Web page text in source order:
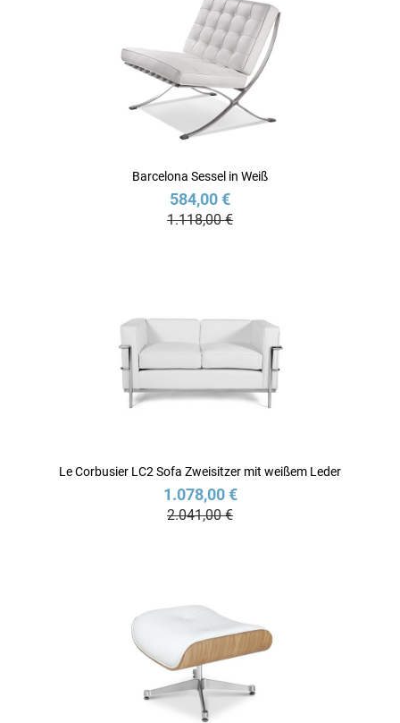
Barcelona Sessel in Weiß
584,00 €
1.118,00 €
Le Corbusier LC2 Sofa Zweisitzer mit weißem Leder
1.078,00 €
2.041,00 €